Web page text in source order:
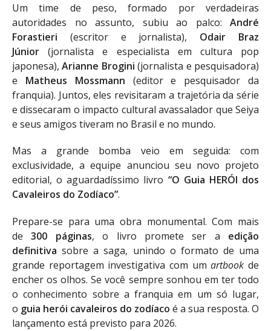
Um time de peso, formado por verdadeiras
autoridades no assunto, subiu ao palco: André
Forastieri (escritor e jornalista), Odair Braz
Júnior (jornalista e especialista em cultura pop
japonesa),Arianne Brogini (jornalista e pesquisadora)
e Matheus Mossmann (editor e pesquisador da
franquia). Juntos, eles revisitaram a trajetória da série
e dissecaram o impacto cultural avassalador que Seiya
e seus amigos tiveram no Brasil e no mundo.
Mas a grande bomba veio em seguida: com
exclusividade, a equipe anunciou seu novo projeto
editorial, o aguardadíssimo livro “O Guia HERÓI dos
Cavaleiros do Zodíaco”.
Prepare-se para uma obra monumental. Com mais
de300 páginas, o livro promete ser a edição
definitiva sobre a saga, unindo o formato de uma
grande reportagem investigativa com umartbook de
encher os olhos. Se você sempre sonhou em ter todo
o conhecimento sobre a franquia em um só lugar,
o guia herói cavaleiros do zodíaco é a sua resposta. O
lançamento está previsto para 2026.